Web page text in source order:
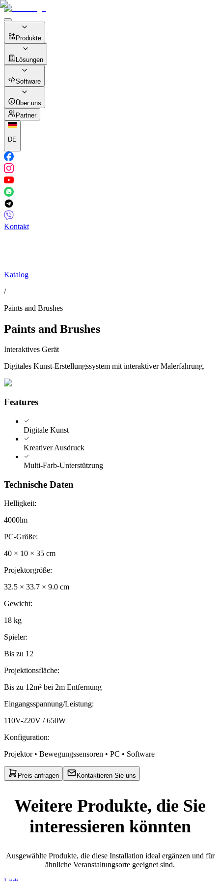
Produkte
Lösungen
Software
Über uns
Partner
DE
Kontakt
Katalog
/
Paints and Brushes
Paints and Brushes
Interaktives Gerät
Digitales Kunst-Erstellungssystem mit interaktiver Malerfahrung.
Features
Digitale Kunst
Kreativer Ausdruck
Multi-Farb-Unterstützung
Technische Daten
Helligkeit:
4000lm
PC-Größe:
40 × 10 × 35 cm
Projektorgröße:
32.5 × 33.7 × 9.0 cm
Gewicht:
18 kg
Spieler:
Bis zu 12
Projektionsfläche:
Bis zu 12m² bei 2m Entfernung
Eingangsspannung/Leistung:
110V-220V / 650W
Konfiguration:
Projektor • Bewegungssensoren • PC • Software
Preis anfragen Kontaktieren Sie uns
Weitere Produkte, die Sie
interessieren könnten
Ausgewählte Produkte, die diese Installation ideal ergänzen und für
ähnliche Veranstaltungsorte geeignet sind.